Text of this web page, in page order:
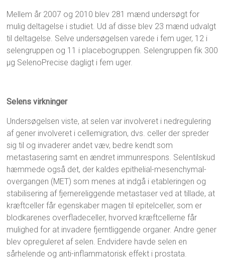
Mellem år 2007 og 2010 blev 281 mænd undersøgt for
mulig deltagelse i studiet. Ud af disse blev 23 mænd udvalgt
til deltagelse. Selve undersøgelsen varede i fem uger, 12 i
selengruppen og 11 i placebogruppen. Selengruppen fik 300
µg SelenoPrecise dagligt i fem uger.
Selens virkninger
Undersøgelsen viste, at selen var involveret i nedregulering
af gener involveret i cellemigration, dvs. celler der spreder
sig til og invaderer andet væv, bedre kendt som
metastasering samt en ændret immunrespons. Selentilskud
hæmmede også det, der kaldes epithelial-mesenchymal-
overgangen (MET) som menes at indgå i etableringen og
stabilisering af fjernereliggende metastaser ved at tillade, at
kræftceller får egenskaber magen til epitelceller, som er
blodkarenes overfladeceller, hvorved kræftcellerne får
mulighed for at invadere fjerntliggende organer. Andre gener
blev opreguleret af selen. Endvidere havde selen en
sårhelende og anti-inflammatorisk effekt i prostata.